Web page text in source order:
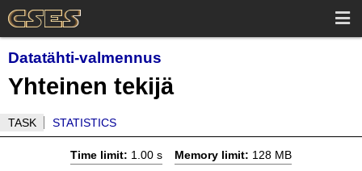
Datatähti-valmennus
Yhteinen tekijä
TASK STATISTICS
Time limit: 1.00 s Memory limit: 128 MB